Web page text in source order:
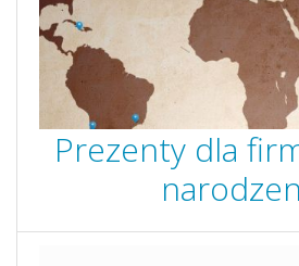
Prezenty dla